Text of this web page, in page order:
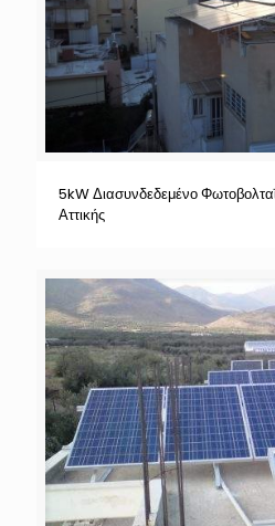
5kW Διασυνδεδεμένο
Αττικής